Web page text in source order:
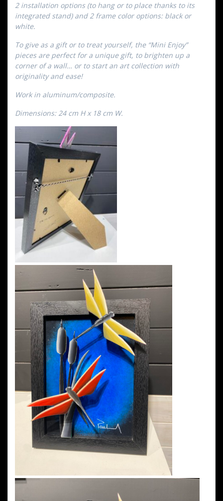
2 installation options (to hang or to place thanks to its
integrated stand) and 2 frame color options: black or
white.
To give as a gift or to treat yourself, the “Mini Enjoy”
pieces are perfect for a unique gift, to brighten up a
corner of a wall… or to start an art collection with
originality and ease!
Work in aluminum/composite.
Dimensions: 24 cm H x 18 cm W.